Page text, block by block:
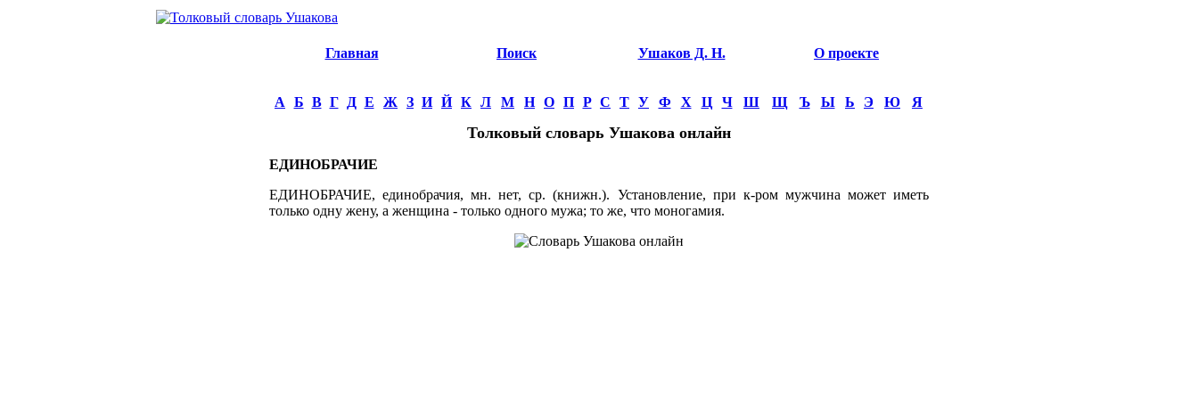
Главная Поиск Ушаков Д. Н. О проекте
А Б В Г Д Е Ж З И Й К Л М Н О П Р С Т У Ф Х Ц Ч Ш Щ Ъ Ы Ь Э Ю Я
Толковый словарь Ушакова онлайн
ЕДИНОБРАЧИЕ
ЕДИНОБРАЧИЕ, единобрачия, мн. нет, ср. (книжн.). Установление, при к-ром мужчина может иметь
только одну жену, а женщина - только одного мужа; то же, что моногамия.